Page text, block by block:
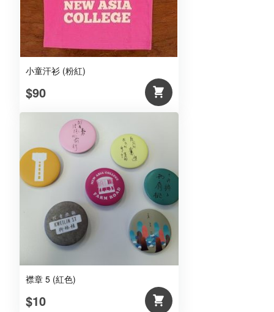
小童汗衫 (粉紅)
$90
襟章 5 (紅色)
$10